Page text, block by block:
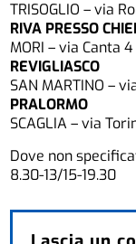
TRISOGLIO – via
RIVA PRESSO
MORI – via Canta
REVIGLIASCO
SAN MARTINO –
PRALORMO
SCAGLIA – via
Dove non
8.30-13/15-19.30